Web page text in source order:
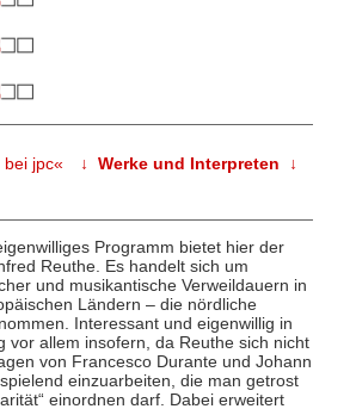
jpc« ↓ Werke und Interpreten ↓
Programm bietet hier der
Reuthe. Es handelt sich um
und musikantische Verweildauern in
Ländern – die nördliche
Interessant und eigenwillig in
vor allem insofern, da Reuthe sich nicht
von Francesco Durante und Johann
einzuarbeiten, die man getrost
einordnen darf. Dabei erweitert